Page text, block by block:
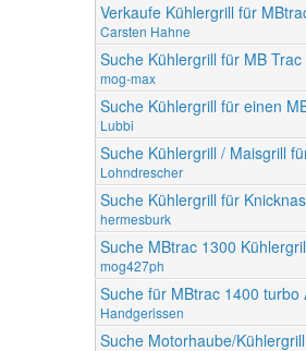
Verkaufe Kühlergrill für
Carsten Hahne
Suche Kühlergrill für MB Trac
mog-max
Suche Kühlergrill für einen
Lubbi
Suche Kühlergrill / Maisgrill
Lohndrescher
Suche Kühlergrill für
hermesburk
Suche MBtrac 1300
mog427ph
Suche für MBtrac 1400
Handgerissen
Suche Motorhaube/